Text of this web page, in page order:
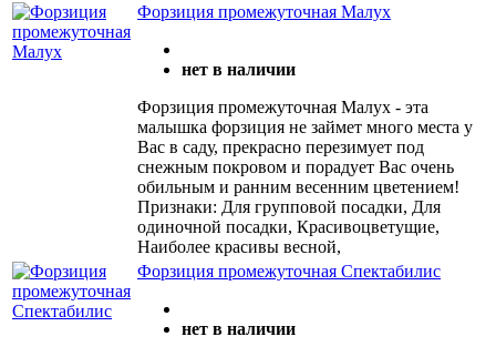
Форзиция промежуточная Малух
нет в наличии
Форзиция промежуточная Малух - эта
малышка форзиция не займет много места у
Вас в саду, прекрасно перезимует под
снежным покровом и порадует Вас очень
обильным и ранним весенним цветением!
Признаки: Для групповой посадки, Для
одиночной посадки, Красивоцветущие,
Наиболее красивы весной,
Форзиция промежуточная Спектабилис
нет в наличии